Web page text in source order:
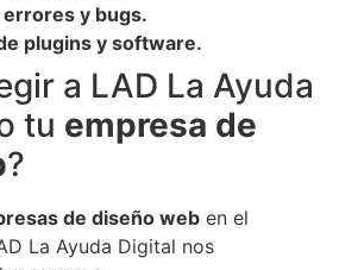
y bugs.
plugins y software.
a LAD La Ayuda
tu empresa de
?
de diseño web en el
La Ayuda Digital nos